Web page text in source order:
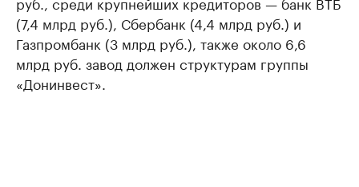
(7,4 млрд руб.), Сбербанк (4,4 млрд руб.) и
Газпромбанк (3 млрд руб.), также около 6,6
млрд руб. завод должен структурам группы
«Донинвест».